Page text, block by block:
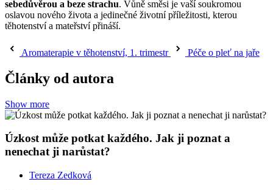
sebedůvěrou a beze strachu. Vůně směsi je vaší soukromou
oslavou nového života a jedinečné životní příležitosti, kterou
těhotenství a mateřství přináší.
Aromaterapie v těhotenství, 1. trimestr Péče o pleť na jaře
Články od autora
Show more
Úzkost může potkat každého. Jak ji poznat a
nenechat ji narůstat?
Tereza Zedková